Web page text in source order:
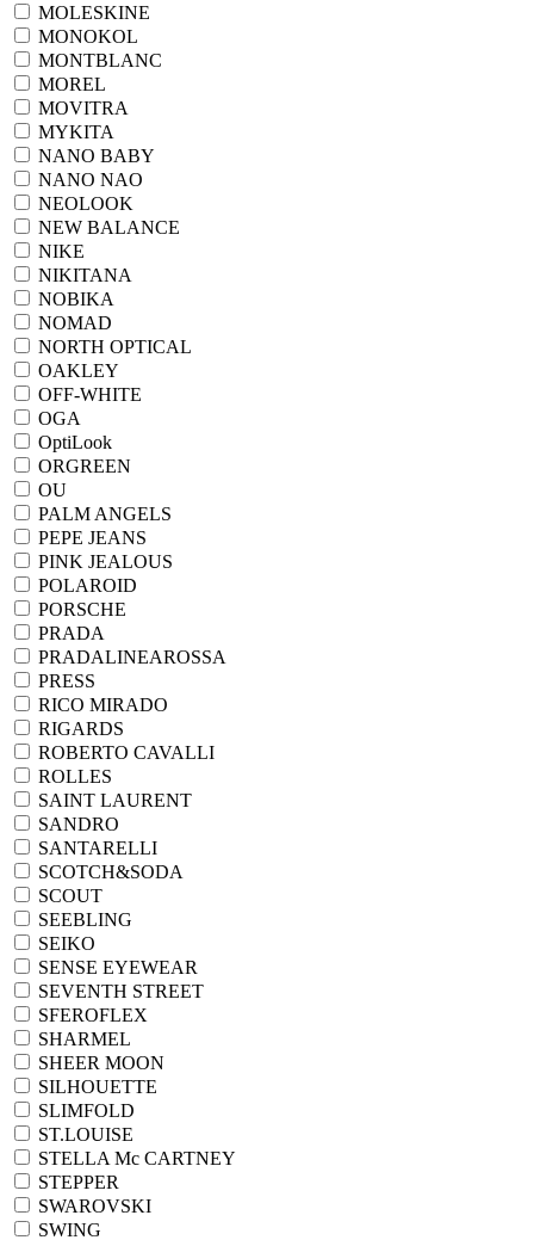
MOLESKINE
MONOKOL
MONTBLANC
MOREL
MOVITRA
MYKITA
NANO BABY
NANO NAO
NEOLOOK
NEW BALANCE
NIKE
NIKITANA
NOBIKA
NOMAD
NORTH OPTICAL
OAKLEY
OFF-WHITE
OGA
OptiLook
ORGREEN
OU
PALM ANGELS
PEPE JEANS
PINK JEALOUS
POLAROID
PORSCHE
PRADA
PRADALINEAROSSA
PRESS
RICO MIRADO
RIGARDS
ROBERTO CAVALLI
ROLLES
SAINT LAURENT
SANDRO
SANTARELLI
SCOTCH&SODA
SCOUT
SEEBLING
SEIKO
SENSE EYEWEAR
SEVENTH STREET
SFEROFLEX
SHARMEL
SHEER MOON
SILHOUETTE
SLIMFOLD
ST.LOUISE
STELLA Mc CARTNEY
STEPPER
SWAROVSKI
SWING